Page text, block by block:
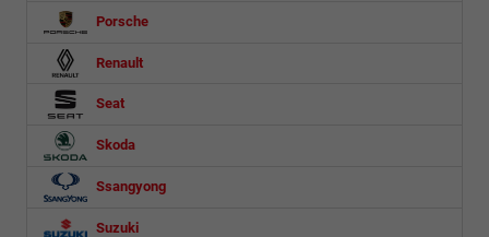
Porsche
Renault
Seat
Skoda
Ssangyong
Suzuki